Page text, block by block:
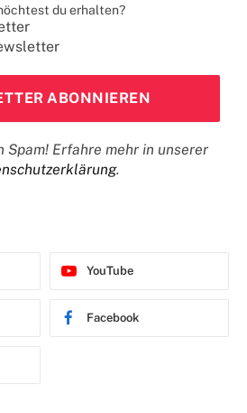
du erhalten?
Spam! Erfahre mehr in unserer
.
YouTube
Facebook